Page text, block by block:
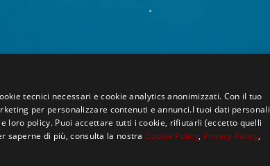
tecnici necessari e cookie analytics anonimizzati. Con il tuo
per personalizzare contenuti e annunci.I tuoi dati personali
loro policy. Puoi accettare tutti i cookie, rifiutarli (eccetto quelli
saperne di più, consulta la nostraCookie Policy, Privacy Policy,